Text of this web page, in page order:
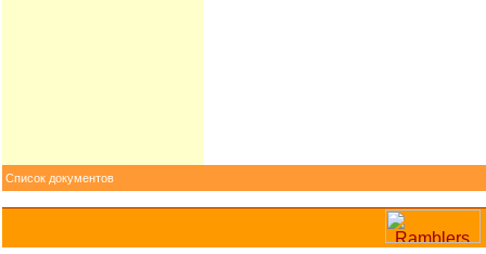
Список документов